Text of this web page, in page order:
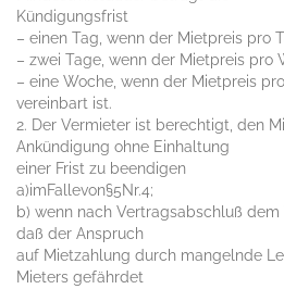
Kündigungsfrist
– einen Tag, wenn der Mietpreis pro
– zwei Tage, wenn der Mietpreis pro
– eine Woche, wenn der Mietpreis
vereinbart ist.
2. Der Vermieter ist berechtigt, den
Ankündigung ohne Einhaltung
einer Frist zu beendigen
a)imFallevon§5Nr.4;
b) wenn nach Vertragsabschluß dem
daß der Anspruch
auf Mietzahlung durch mangelnde
Mieters gefährdet